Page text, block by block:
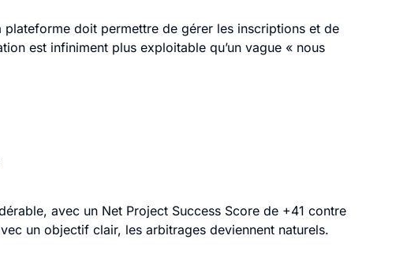
doit permettre de gérer les inscriptions et de
est infiniment plus exploitable qu’un vague « nous
avec un Net Project Success Score de +41 contre
un objectif clair, les arbitrages deviennent naturels.